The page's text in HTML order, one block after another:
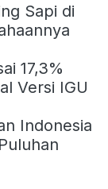
Sapi di
17,3%
Versi IGU
Indonesia